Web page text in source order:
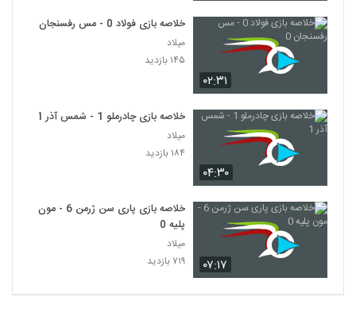
۰۲:۳۱
خلاصه بازی فولاد 0 - مس رفسنجان 0
میلاد
۱۴۵ بازدید
۰۴:۳۰
خلاصه بازی چادرملو 1 - شمس آذر 1
میلاد
۱۸۴ بازدید
۰۷:۱۷
خلاصه بازی پاری سن ژرمن 6 - مون
پلیه 0
میلاد
۷۱۹ بازدید